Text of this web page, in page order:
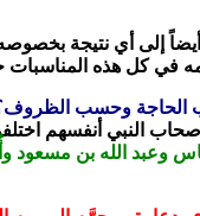
إلى أي نتيجة
في كل هذه المناسبات
الحاجة وحسب
النبي أنفسهم
وعبد الله بن مسعود